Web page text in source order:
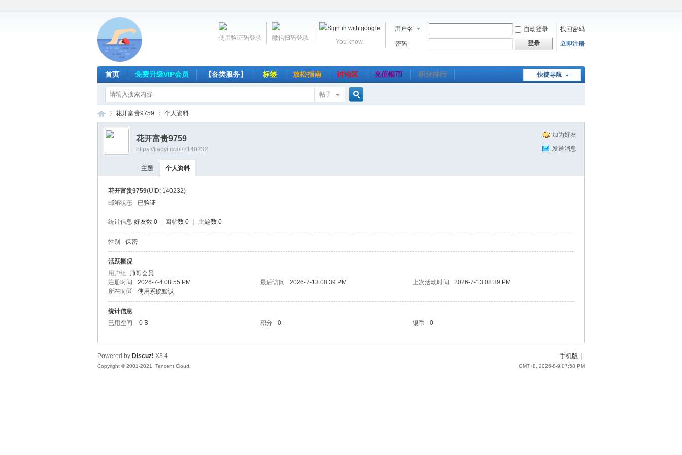
用户名 自动登录
找回密码
密码
登录 立即注册
You know.
微信扫码登录
使用验证码登录
快捷导航
首页 免费升级VIP会员 【各类服务】 标签 放松指南 讨论区 充值银币 积分排行
帖子
网
›
花开富贵9759 个人资料
加为好友
发送消息
花开富贵9759
https://jiaoyi.cool/?140232
主题 个人资料
花开富贵9759(UID: 140232)
邮箱状态
已验证
统计信息 好友数 0 回帖数 0 主题数 0
性别 保密
活跃概况
用户组 帅哥会员
注册时间
2026-7-4 08:55 PM 最后访问 2026-7-13 08:39 PM 上次活动时间
2026-7-13 08:39 PM
所在时区
使用系统默认
统计信息
已用空间
0 B 积分 0 银币 0
手机版
GMT+8, 2026-8-9 07:58 PM
Powered by Discuz! X3.4
Copyright © 2001-2021, Tencent Cloud.